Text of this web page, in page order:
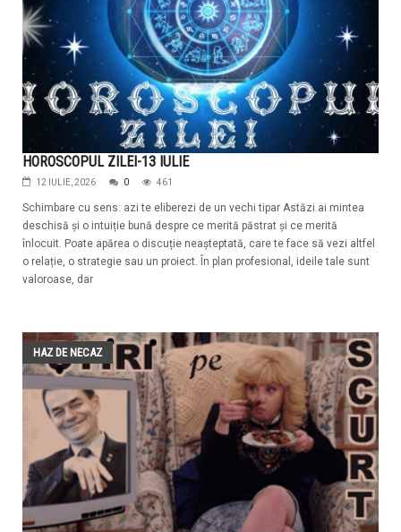
HOROSCOPUL ZILEI-13 IULIE
12 IULIE, 2026 0 461
Schimbare cu sens: azi te eliberezi de un vechi tipar Astăzi ai mintea
deschisă și o intuiție bună despre ce merită păstrat și ce merită
înlocuit. Poate apărea o discuție neașteptată, care te face să vezi altfel
o relație, o strategie sau un proiect. În plan profesional, ideile tale sunt
valoroase, dar
HAZ DE NECAZ